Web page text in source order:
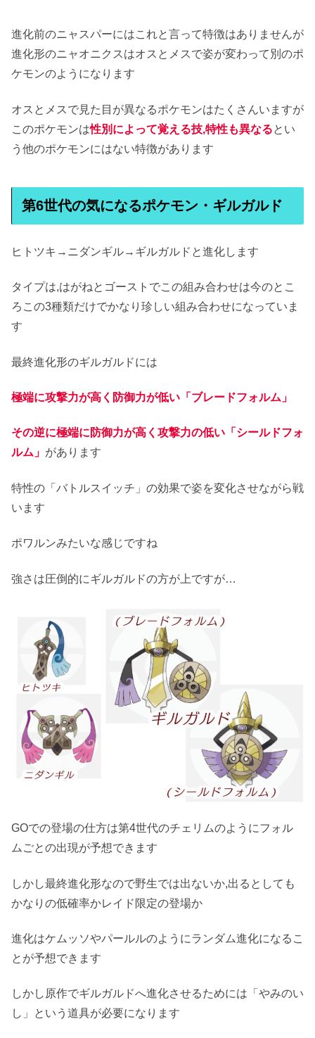
進化前のニャスパーにはこれと言って特徴はありませんが
進化形のニャオニクスはオスとメスで姿が変わって別のポ
ケモンのようになります
オスとメスで見た目が異なるポケモンはたくさんいますが
このポケモンは性別によって覚える技,特性も異なるとい
う他のポケモンにはない特徴があります
第6世代の気になるポケモン・ギルガルド
ヒトツキ→ニダンギル→ギルガルドと進化します
タイプは,はがねとゴーストでこの組み合わせは今のとこ
ろこの3種類だけでかなり珍しい組み合わせになっていま
す
最終進化形のギルガルドには
極端に攻撃力が高く防御力が低い 「ブレードフォルム」
その逆に極端に防御力が高く攻撃力の低い 「シールドフォ
ルム」 があります
特性の「バトルスイッチ」の効果で姿を変化させながら戦
います
ポワルンみたいな感じですね
強さは圧倒的にギルガルドの方が上ですが…
GOでの登場の仕方は第4世代のチェリムのようにフォル
ムごとの出現が予想できます
しかし最終進化形なので野生では出ないか,出るとしても
かなりの低確率かレイド限定の登場か
進化はケムッソやパールルのようにランダム進化になるこ
とが予想できます
しかし原作でギルガルドへ進化させるためには「やみのい
し」という道具が必要になります